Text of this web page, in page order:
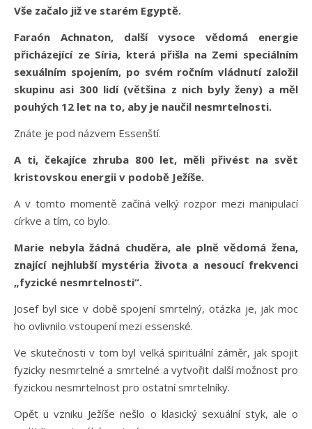
Vše začalo již ve starém Egyptě.
Faraón Achnaton, další vysoce vědomá energie
přicházející ze Síria, která přišla na Zemi speciálním
sexuálním spojením, po svém ročním vládnutí založil
skupinu asi 300 lidí (většina z nich byly ženy) a měl
pouhých 12 let na to, aby je naučil nesmrtelnosti.
Znáte je pod názvem Essenští.
A ti, čekajíce zhruba 800 let, měli přivést na svět
kristovskou energii v podobě Ježíše.
A v tomto momentě začíná velký rozpor mezi manipulací
církve a tím, co bylo.
Marie nebyla žádná chuděra, ale plně vědomá žena,
znající nejhlubší mystéria života a nesoucí frekvenci
„fyzické nesmrtelnosti“.
Josef byl sice v době spojení smrtelný, otázka je, jak moc
ho ovlivnilo vstoupení mezi essenské.
Ve skutečnosti v tom byl velká spirituální záměr, jak spojit
fyzicky nesmrtelné a smrtelné a vytvořit další možnost pro
fyzickou nesmrtelnost pro ostatní smrtelníky.
Opět u vzniku Ježíše nešlo o klasický sexuální styk, ale o